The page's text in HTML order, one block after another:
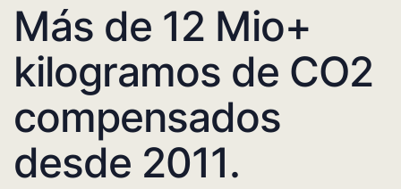
Más de 12 Mio+
kilogramos de CO2
compensados
desde 2011.